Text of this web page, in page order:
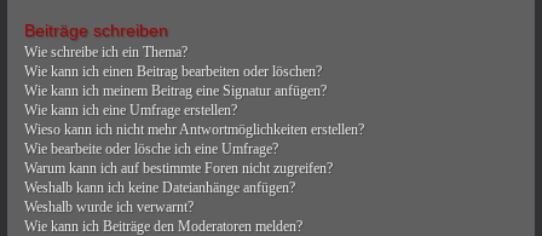
Beiträge schreiben
Wie schreibe ich ein Thema?
Wie kann ich einen Beitrag bearbeiten oder löschen?
Wie kann ich meinem Beitrag eine Signatur anfügen?
Wie kann ich eine Umfrage erstellen?
Wieso kann ich nicht mehr Antwortmöglichkeiten erstellen?
Wie bearbeite oder lösche ich eine Umfrage?
Warum kann ich auf bestimmte Foren nicht zugreifen?
Weshalb kann ich keine Dateianhänge anfügen?
Weshalb wurde ich verwarnt?
Wie kann ich Beiträge den Moderatoren melden?